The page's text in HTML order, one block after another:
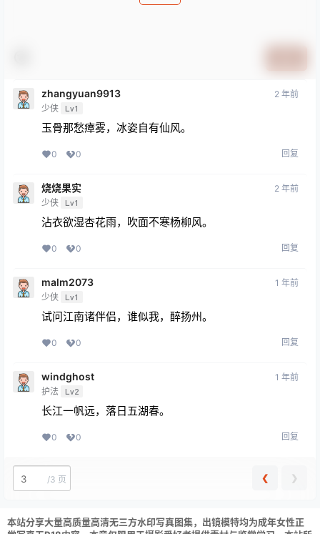
zhangyuan9913
少侠 Lv1
2 年前
玉骨那愁瘴雾，冰姿自有仙风。
0 0 回复
烧烧果实
少侠 Lv1
2 年前
沾衣欲湿杏花雨，吹面不寒杨柳风。
0 0 回复
malm2073
少侠 Lv1
1 年前
试问江南诸伴侣，谁似我，醉扬州。
0 0 回复
windghost
护法 Lv2
1 年前
长江一帆远，落日五湖春。
0 0 回复
/3 页 ❮ ❯
本站分享大量高质量高清无三方水印写真图集，出镜模特均为成年女性正